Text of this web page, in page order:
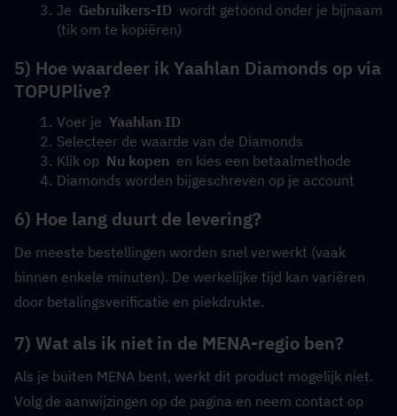
Je Gebruikers-ID
  wordt getoond onder je bijnaam
(tik om te kopiëren)
5) Hoe waardeer ik Yaahlan Diamonds op via
TOPUPlive?
Voer je Yaahlan ID
Selecteer de waarde van de Diamonds
Klik op Nu kopen
  en kies een betaalmethode
Diamonds worden bijgeschreven op je account
6) Hoe lang duurt de levering?
De meeste bestellingen worden snel verwerkt (vaak
binnen enkele minuten). De werkelijke tijd kan variëren
door betalingsverificatie en piekdrukte.
7) Wat als ik niet in de MENA-regio ben?
Als je buiten MENA bent, werkt dit product mogelijk niet.
Volg de aanwijzingen op de pagina en neem contact op